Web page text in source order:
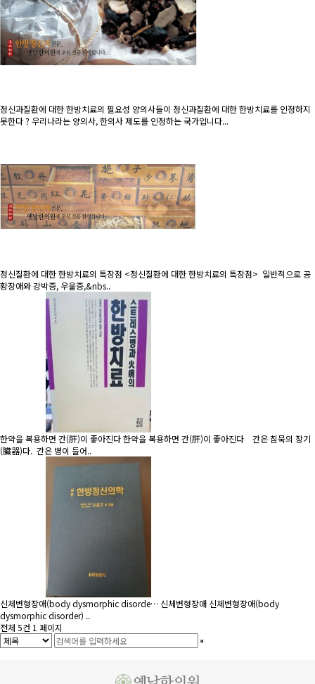
정신과질환에 대한 한방치료의 필요성 양의사들이 정신과질환에 대한 한방치료를 인정하지
못한다 ? 우리나라는 양의사, 한의사 제도를 인정하는 국가입니다...
정신질환에 대한 한방치료의 특장점 <정신질환에 대한 한방치료의 특장점> 일반적으로 공
황장애와 강박증, 우울증,&nbs..
한약을 복용하면 간(肝)이 좋아진다한약을 복용하면 간(肝)이 좋아진다 간은 침묵의 장기
(臟器)다. 간은 병이 들어..
신체변형장애(body dysmorphic disorde… 신체변형장애 신체변형장애(body
dysmorphic disorder) ..
전체 5건 1 페이지